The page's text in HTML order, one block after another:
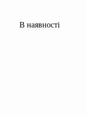
В наявності